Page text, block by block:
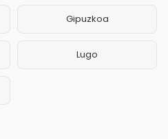
Gipuzkoa
Lugo